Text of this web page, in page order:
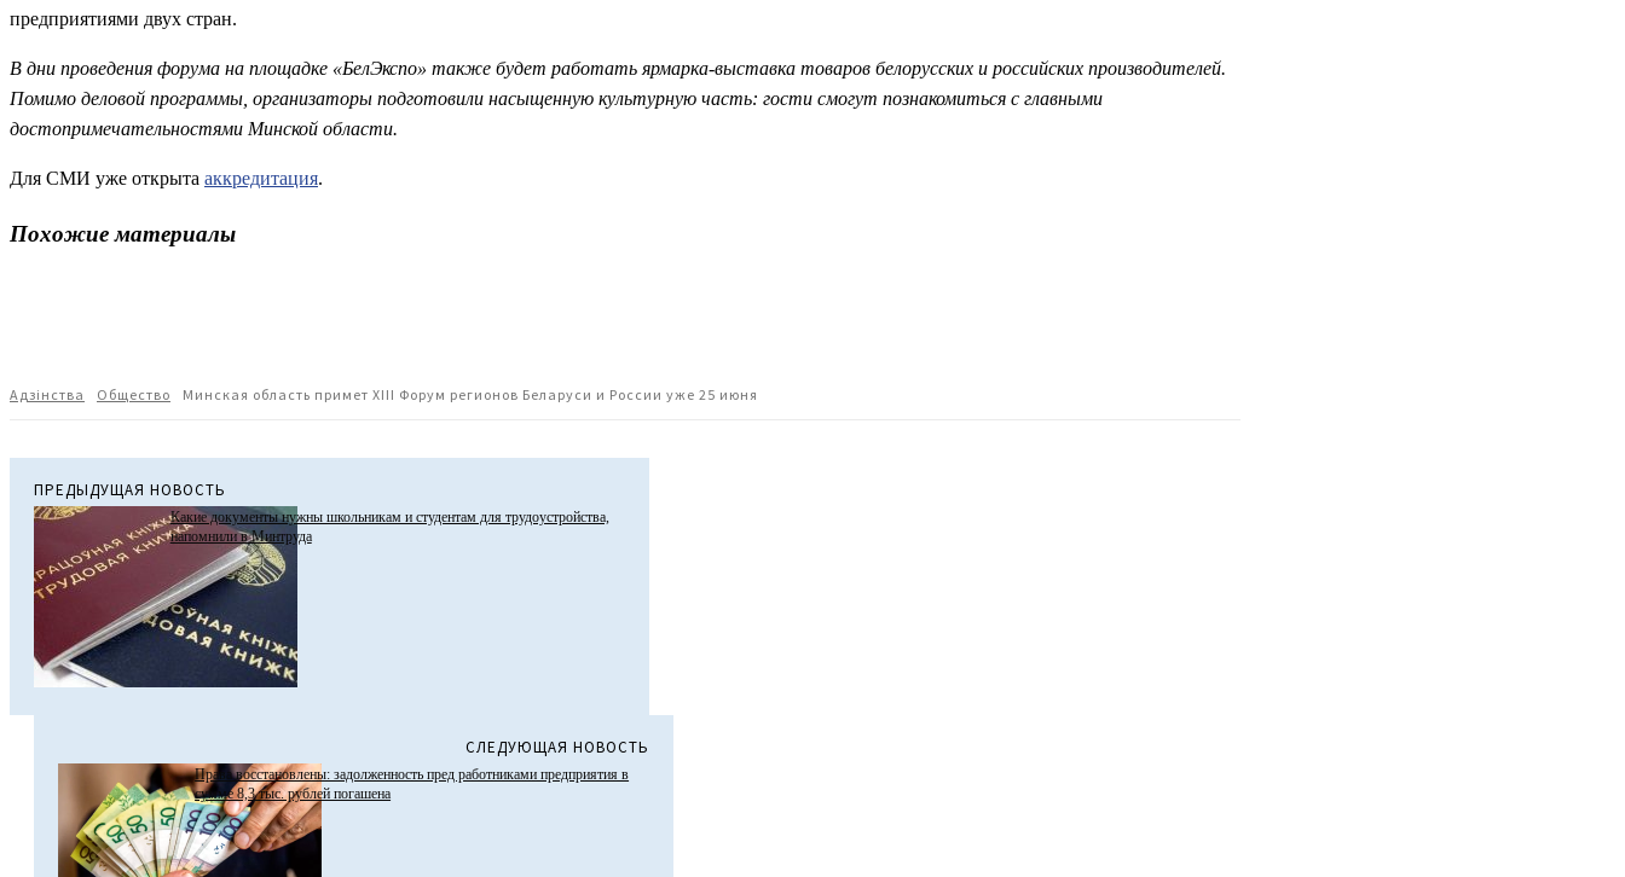
предприятиями двух стран.
В дни проведения форума на площадке «БелЭкспо» также будет работать ярмарка-выставка товаров белорусских и российских производителей.
Помимо деловой программы, организаторы подготовили насыщенную культурную часть: гости смогут познакомиться с главными
достопримечательностями Минской области.
Для СМИ уже открыта аккредитация.
Похожие материалы
Адзiнства Общество Минская область примет XIII Форум регионов Беларуси и России уже 25 июня
ПРЕДЫДУЩАЯ НОВОСТЬ
Какие документы нужны школьникам и студентам для трудоустройства,
напомнили в Минтруда
СЛЕДУЮЩАЯ НОВОСТЬ
Права восстановлены: задолженность пред работниками предприятия в
сумме 8,3 тыс. рублей погашена